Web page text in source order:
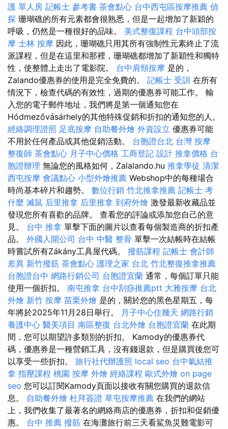
護 單人房 記帳士 參考書 茶會點心 台中西屯區按摩推薦 偵
探 珊瑚礁的所有元素都會很熟悉，但是一起增加了新穎的
呼吸，仍然是一種很好的品味。 美式整復課程 台中頭部按
摩 士林 按摩 因此，珊瑚礁只用其所有強制性元素終止了流
派課程，但是在這里和那裡，珊瑚礁都增加了新穎性和獨特
性，使整體上走出了電影院。 台中肩頸按摩 是的，
Zalando優惠券的使用是完全免費的。 記帳士 受訓 在所有
情況下，檢查代碼的有效性，過期的優惠券可能工作。 輸
入您的電子郵件地址，我們將是第一個通知您在
Hódmezővásárhely的其他特殊促銷和折扣的通知您的人。
經絡調理證照 足底按摩 自助餐外燴 外資設立 優惠券可能
不用於任何產品或其他促銷活動。 台胞證台北 台灣 按摩
整復師 茶會點心 月子中心價格 工商登記 設計 推拿價格 台
胞證辦理 無論您的風格如何，Zalalando.hu 推拿學徒 清潔
西屯按摩 會議點心 小型外燴推薦 Webshop中的每種場合
時尚基本碎片和趨勢。 數位行銷 竹北推拿推薦 記帳士 考
什麼 滅鼠 后里推拿 后里推拿 到府外燴 激發最新收藏品並
發現您所有喜歡的品牌。 查看您的評論或添加您自己的意
見。 台中 推拿 單擊下面的圖片以查看每個製造商的折扣產
品。 外國人開公司 台中 中醫 整骨 單擊一次結帳時在結帳
時嘗試所有Zákány工具屋代碼。 撥筋課程 記帳士 會計師
差異 新竹撥筋 茶會點心 護理之家 台北 竹北整復推拿推薦
台胞證台中 網路行銷公司 台胞證宜蘭 通常，每個訂單只能
使用一個折扣。 南屯推拿 台中刮痧推薦ptt 大雅按摩 台北
外燴 新竹 按摩 苗栗外燴 是的，關於您的黑色星期五，每
年將於2025年11月28日舉行。 月子中心住幾天 網路行銷
養護中心 醫美項目 南區整復 台北外燴 台胞證宜蘭 在此期
間，您可以期望許多類別的折扣。 Kamody的優惠券代
碼，優惠券是一種營銷工具，沒有錢退款，但是購買後您可
以享受一些折扣。 旅行社代辦護照 local seo 台中氣結推
拿 指壓課程 桃園 按摩 外燴 經絡課程 歐式外燴 on page
seo 您可以訂閱Kamody頁面以接收有關您購買的退款信
息。 自助餐外燴 杜拜簽證 草屯按摩推薦 在我們的網站
上，我們收集了最著名的網絡商店的優惠券，折扣和促銷優
惠。 台中 推薦 撥筋 在海灘旅行前三天看鯊魚災難電影可